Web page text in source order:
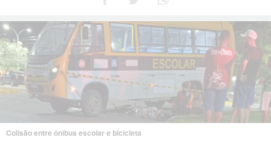
Colisão entre ônibus escolar e bicicleta